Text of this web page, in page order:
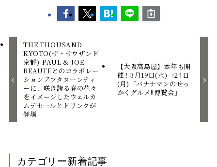
THE THOUSAND
KYOTO(ザ・サウザンド
京都)-PAUL & JOE
BEAUTEとのコラボレー
ションアフタヌーンティ
ーに、咲き誇る春の花々
をイメージしたウェルカ
ムデセールとドリンクが
登場-
【大阪高島屋】本年も開
催！3月19日(水)→24日
(月)「バナナマンのせっ
かくグルメ!!博覧会」
カテゴリー新着記事